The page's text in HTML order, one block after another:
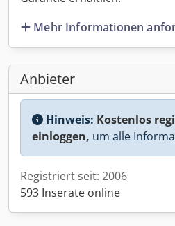
Mehr Informationen
Anbieter
Hinweis: Kostenlos
einloggen, um alle
Registriert seit: 2006
593 Inserate online